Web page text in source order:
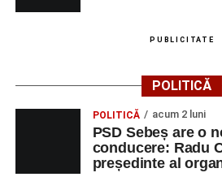
COMANDA
SERVICII SRL
NECALIFICAT LA
ASAMBLAREA,
MONTAREA
PIESELOR
SC SALV METAL
MASINIST LA
PUBLICITATE
POLITICĂ
POLITICĂ acum 2 luni
PSD Sebeș are o
conducere: Radu
președinte al